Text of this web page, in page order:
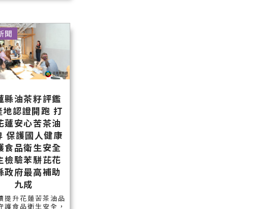
縣油茶籽評鑑
地認證開跑 打
蓮安心苦茶油
保護國人健康
食品衛生安全
檢驗苯駢芘花
政府最高補助
九成
提升花蓮苦茶油品
護食品衛生安全，
聞